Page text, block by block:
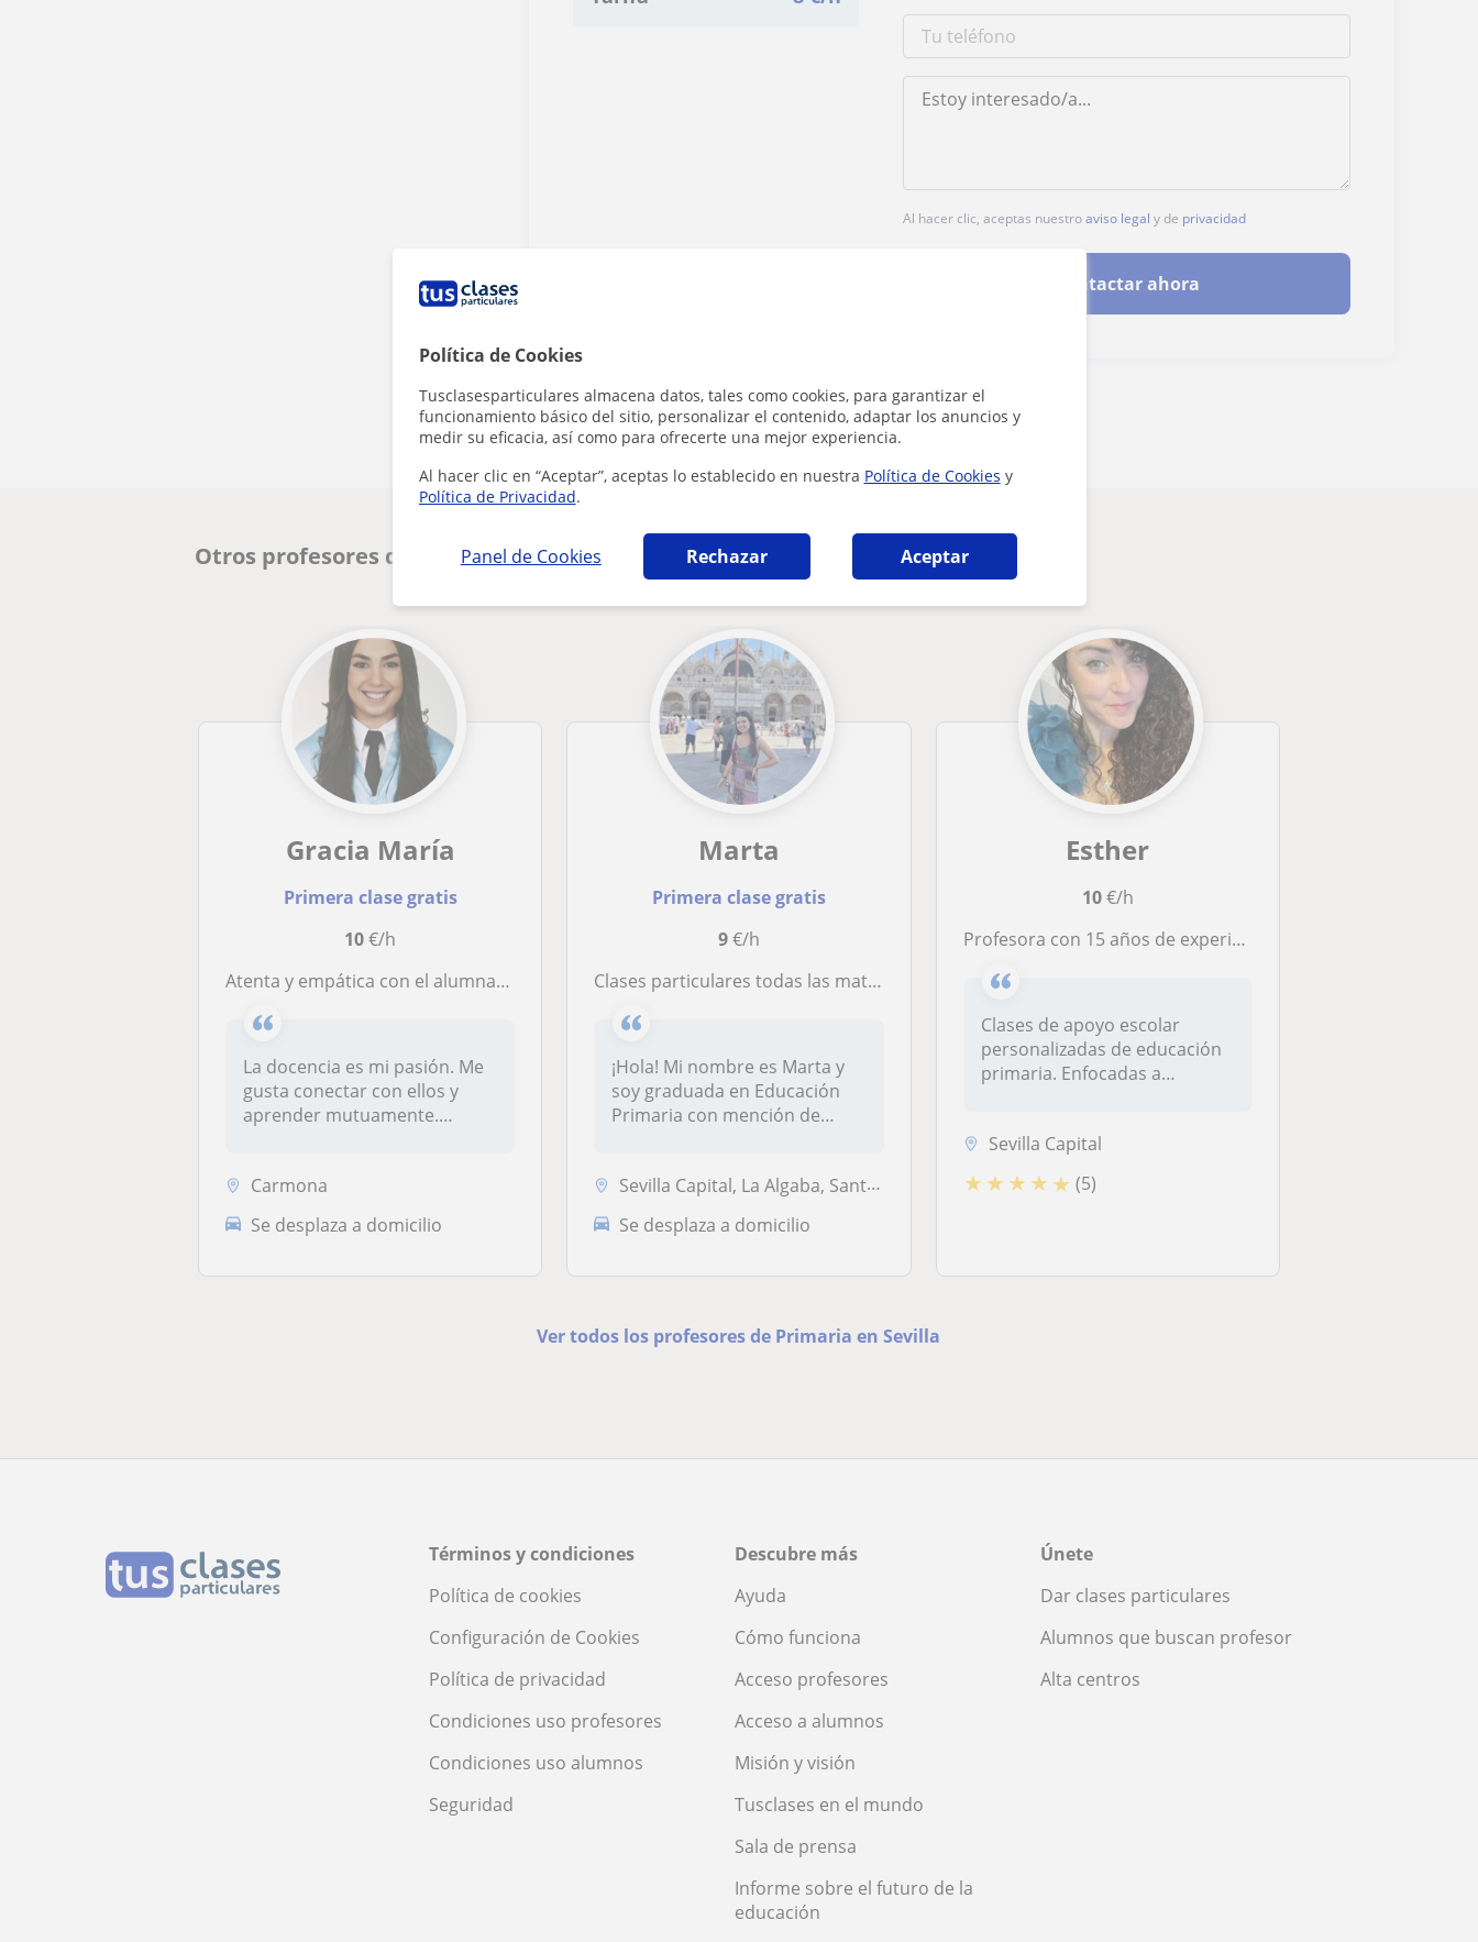
Política de Cookies
Tusclasesparticulares almacena datos, tales como cookies, para garantizar el
funcionamiento básico del sitio, personalizar el contenido, adaptar los anuncios y
medir su eficacia, así como para ofrecerte una mejor experiencia.
Al hacer clic en “Aceptar”, aceptas lo establecido en nuestra Política de Cookies y
Política de Privacidad.
Panel de Cookies Rechazar Aceptar
Al hacer clic, aceptas nuestroaviso legal y de privacidad
Contactar ahora
¿Hay algún error en este perfil?Cuéntanos
Otros profesores de Primaria en Sevilla que pueden interesarte
Gracia María
Primera clase gratis
10€/h
Atenta y empática con el alumnado. Adaptación al alumnado según su situación
La docencia es mi pasión. Me
gusta conectar con ellos y
aprender mutuamente.
Carmona
Se desplaza a domicilio
Marta
Primera clase gratis
9€/h
Clases particulares todas las materias primaria y ESO
¡Hola! Mi nombre es Marta y
soy graduada en Educación
Primaria con mención de
Sevilla Capital, La Algaba, Santiponce
Se desplaza a domicilio
Esther
10€/h
Profesora con 15 años de experiencia a nivel de secundaria y Primaria.
Clases de apoyo escolar
personalizadas de educación
primaria. Enfocadas a
Sevilla Capital
★ ★ ★ ★ ★ (5)
Ver todos los profesores de Primaria en Sevilla
Términos y condiciones
Política de cookies
Configuración de Cookies
Política de privacidad
Condiciones uso profesores
Condiciones uso alumnos
Seguridad
Descubre más
Ayuda
Cómo funciona
Acceso profesores
Acceso a alumnos
Misión y visión
Tusclases en el mundo
Sala de prensa
Informe sobre el futuro de la
educación
Únete
Dar clases particulares
Alumnos que buscan profesor
Alta centros